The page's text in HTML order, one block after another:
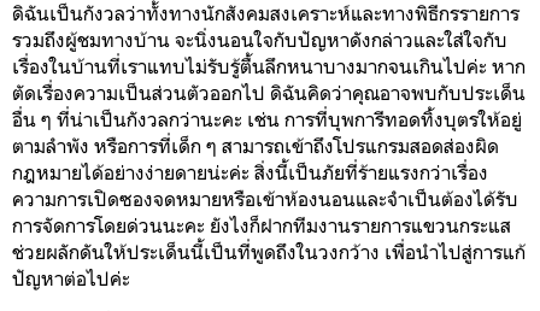
ดิฉันเป็นกังวลว่าทั้งทางนักสังคมสงเคราะห์และทางพิธีกรรายการ
รวมถึงผู้ชมทางบ้าน จะนิ่งนอนใจกับปัญหาดังกล่าวและใส่ใจกับ
เรื่องในบ้านที่เราแทบไม่รับรู้ตื้นลึกหนาบางมากจนเกินไปค่ะ หาก
ตัดเรื่องความเป็นส่วนตัวออกไป ดิฉันคิดว่าคุณอาจพบกับประเด็น
อื่น ๆ ที่น่าเป็นกังวลกว่านะคะ เช่น การที่บุพการีทอดทิ้งบุตรให้อยู่
ตามลำพัง หรือการที่เด็ก ๆ สามารถเข้าถึงโปรแกรมสอดส่องผิด
กฎหมายได้อย่างง่ายดายน่ะค่ะ สิ่งนี้เป็นภัยที่ร้ายแรงกว่าเรื่อง
ความการเปิดซองจดหมายหรือเข้าห้องนอนและจำเป็นต้องได้รับ
การจัดการโดยด่วนนะคะ ยังไงก็ฝากทีมงานรายการแขวนกระแส
ช่วยผลักดันให้ประเด็นนี้เป็นที่พูดถึงในวงกว้าง เพื่อนำไปสู่การแก้
ปัญหาต่อไปค่ะ